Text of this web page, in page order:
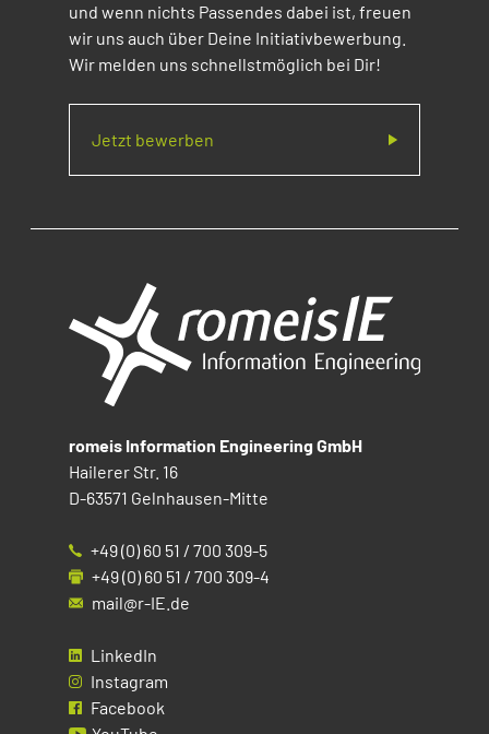
und wenn nichts Passendes dabei ist, freuen
wir uns auch über Deine Initiativbewerbung.
Wir melden uns schnellstmöglich bei Dir!
Jetzt bewerben
romeis Information Engineering GmbH
Hailerer Str. 16
D-63571 Gelnhausen-Mitte
+49 (0) 60 51 / 700 309-5
+49 (0) 60 51 / 700 309-4
mail@r-IE.de
LinkedIn
Instagram
Facebook